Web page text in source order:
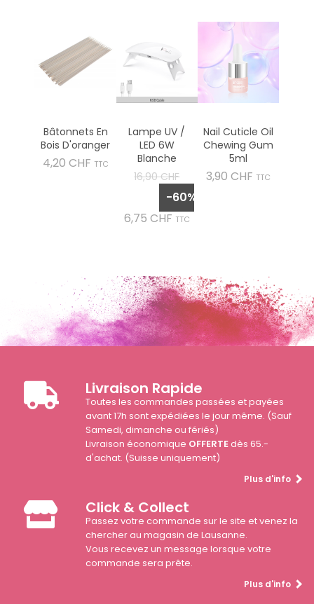
Bâtonnets En
Bois D'oranger
4,20 CHF Prix
TTC
Lampe UV /
LED 6W
Blanche
Prix
16,90 CHF
-60%
6,75 CHF Prix
TTC
Nail Cuticle Oil
Chewing Gum
5ml
3,90 CHF Prix
TTC
Livraison Rapide
Toutes les commandes passées et payées
avant 17h sont expédiées le jour même. (Sauf
Samedi, dimanche ou fériés)
Livraison économique OFFERTEdès 65.-
d'achat. (Suisse uniquement)
Plus d'info
Click & Collect
Passez votre commande sur le site et venez la
chercher au magasin de Lausanne.
Vous recevez un message lorsque votre
commande sera prête.
Plus d'info